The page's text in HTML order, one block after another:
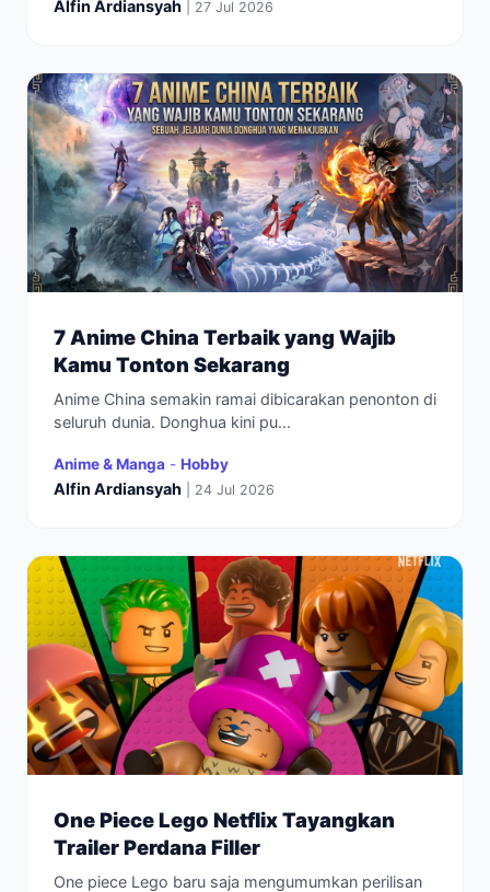
Alfin Ardiansyah | 27 Jul 2026
7 Anime China Terbaik yang Wajib
Kamu Tonton Sekarang
Anime China semakin ramai dibicarakan penonton di
seluruh dunia. Donghua kini pu...
Anime & Manga - Hobby
Alfin Ardiansyah | 24 Jul 2026
One Piece Lego Netflix Tayangkan
Trailer Perdana Filler
One piece Lego baru saja mengumumkan perilisan